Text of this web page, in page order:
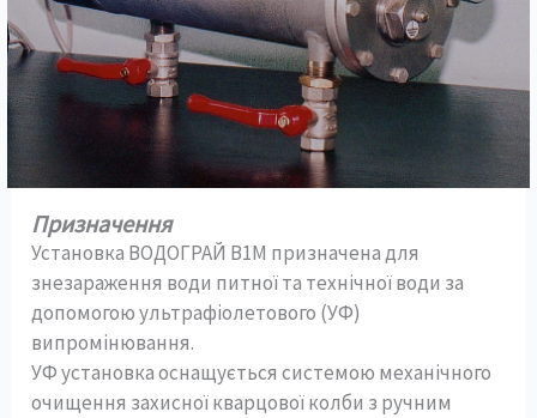
Призначення
Установка ВОДОГРАЙ В1М призначена для
знезараження води питної та технічної води за
допомогою ультрафіолетового (УФ)
випромінювання.
УФ установка оснащується системою механічного
очищення захисної кварцової колби з ручним